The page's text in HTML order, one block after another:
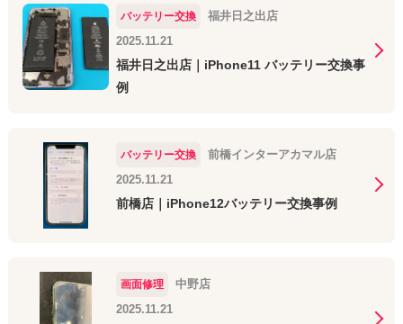
バッテリー交換
福井日之出店
2025.11.21
福井日之出店｜iPhone11 バッテリー交換事
例
バッテリー交換
前橋インターアカマル店
2025.11.21
前橋店｜iPhone12バッテリー交換事例
画面修理
中野店
2025.11.21